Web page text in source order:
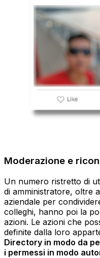
Moderazione e
Un numero ristretto di
di amministratore, oltre
aziendale per
colleghi, hanno poi la
azioni. Le azioni che
definite dalla loro
Directory in modo da
i permessi in modo